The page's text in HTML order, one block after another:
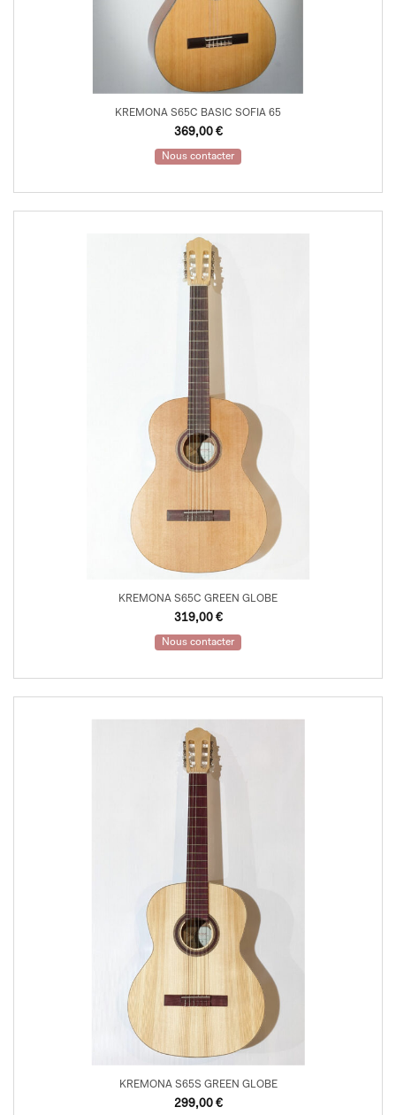
KREMONA S65C BASIC SOFIA 65
369,00 €
Nous contacter
KREMONA S65C GREEN GLOBE
319,00 €
Nous contacter
KREMONA S65S GREEN GLOBE
299,00 €